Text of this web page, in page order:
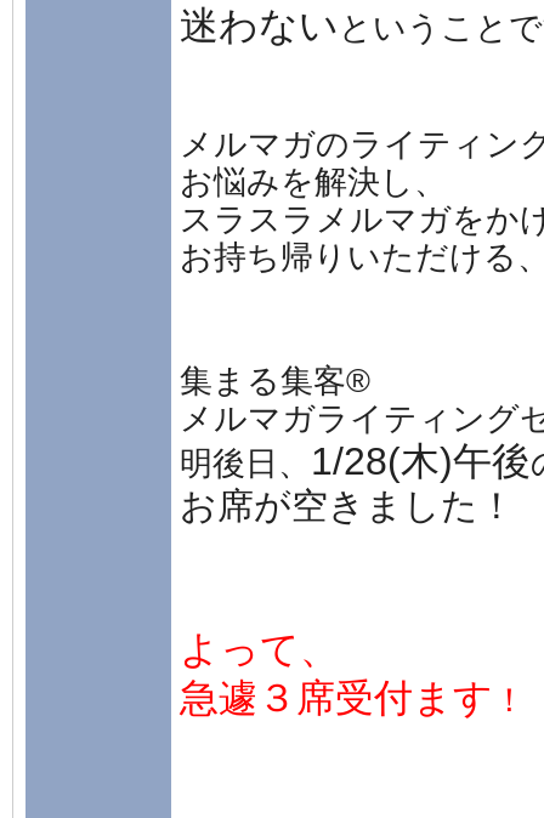
迷わない ということ
メルマガのライティン
お悩みを解決し、
スラスラメルマガをか
お持ち帰りいただける
集まる集客®
メルマガライティング
明後日、 1/28(木)午後
お席が空きました！
よって、
急遽３席受付ます ！